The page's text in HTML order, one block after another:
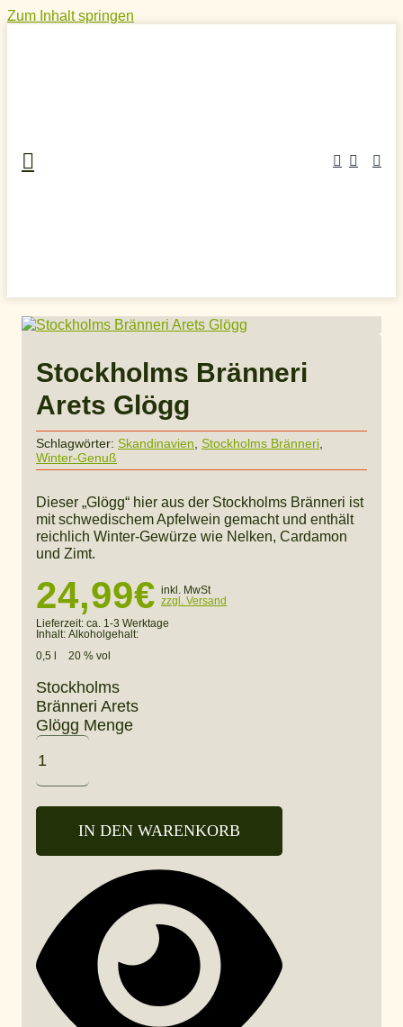
Zum Inhalt springen
» diverse Schnäpse
Stockholms Bränneri
Arets Glögg
Schlagwörter: Skandinavien Stockholms Bränneri
Winter-Genuß
Dieser „Glögg“ hier aus der Stockholms Bränneri ist
mit schwedischem Apfelwein gemacht und enthält
reichlich Winter-Gewürze wie Nelken, Cardamon
und Zimt.
24,99€ inkl. MwSt
zzgl. Versand
Lieferzeit: ca. 1-3 Werktage
Inhalt:
0,5 l
Alkoholgehalt:
20 % vol
Stockholms
Bränneri Arets
Glögg Menge
IN DEN WARENKORB